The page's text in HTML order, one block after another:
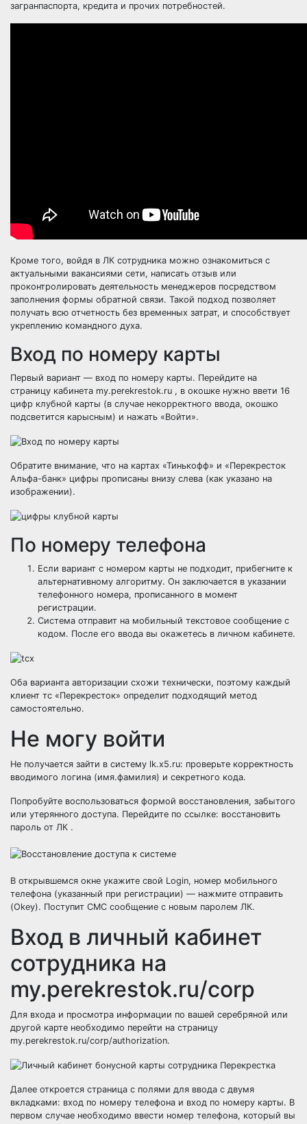
загранпаспорта, кредита и прочих потребностей.
Кроме того, войдя в ЛК сотрудника можно ознакомиться с
актуальными вакансиями сети, написать отзыв или
проконтролировать деятельность менеджеров посредством
заполнения формы обратной связи. Такой подход позволяет
получать всю отчетность без временных затрат, и способствует
укреплению командного духа.
Вход по номеру карты
Первый вариант — вход по номеру карты. Перейдите на
страницу кабинета my.perekrestok.ru , в окошке нужно ввети 16
цифр клубной карты (в случае некорректного ввода, окошко
подсветится карысным) и нажать «Войти».
Обратите внимание, что на картах «Тинькофф» и «Перекресток
Альфа-банк» цифры прописаны внизу слева (как указано на
изображении).
По номеру телефона
Если вариант с номером карты не подходит, прибегните к
альтернативному алгоритму. Он заключается в указании
телефонного номера, прописанного в момент
регистрации.
Система отправит на мобильный текстовое сообщение с
кодом. После его ввода вы окажетесь в личном кабинете.
Оба варианта авторизации схожи технически, поэтому каждый
клиент тс «Перекресток» определит подходящий метод
самостоятельно.
Не могу войти
Не получается зайти в систему lk.x5.ru: проверьте корректность
вводимого логина (имя.фамилия) и секретного кода.
Попробуйте воспользоваться формой восстановления, забытого
или утерянного доступа. Перейдите по ссылке: восстановить
пароль от ЛК .
В открывшемся окне укажите свой Login, номер мобильного
телефона (указанный при регистрации) — нажмите отправить
(Okey). Поступит СМС сообщение с новым паролем ЛК.
Вход в личный кабинет
сотрудника на
my.perekrestok.ru/corp
Для входа и просмотра информации по вашей серебряной или
другой карте необходимо перейти на страницу
my.perekrestok.ru/corp/authorization.
Далее откроется страница с полями для ввода с двумя
вкладками: вход по номеру телефона и вход по номеру карты. В
первом случае необходимо ввести номер телефона, который вы